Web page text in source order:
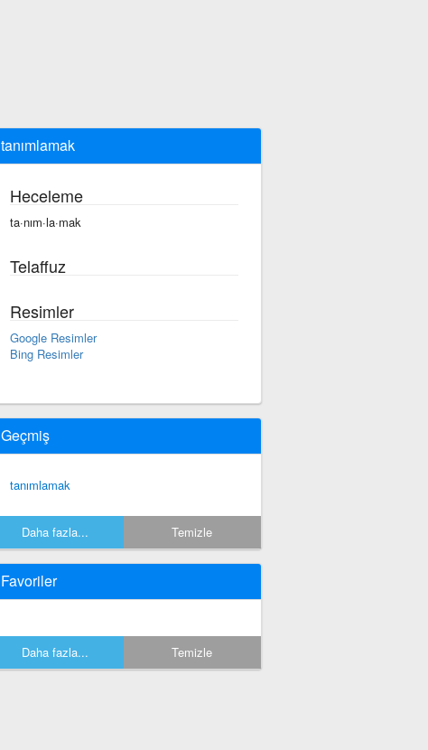
tanımlamak
Heceleme
ta·nım·la·mak
Telaffuz
Resimler
Google Resimler
Bing Resimler
Geçmiş
tanımlamak
Daha fazla... Temizle
Favoriler
Daha fazla... Temizle